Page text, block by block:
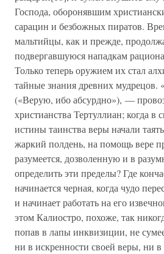
Господа, оборонявшим
сарацин и безбожных пиратов.
мальтийцы, как и прежде,
подвергавшуюся нападкам
Только теперь оружием их стал
тайные знания древних мудрецов.
(«Верую, ибо абсурдно»), —
христианства Тертуллиан; когда в
истины таинства веры начали
жаркий полдень, на помощь вере
разумеется, дозволенную и в
определить эти пределы? Где
начинается черная, когда чудо
и начинает работать на его
этом Калиостро, похоже, так
попав в лапы инквизиции, не
ни в искренности своей веры, ни в